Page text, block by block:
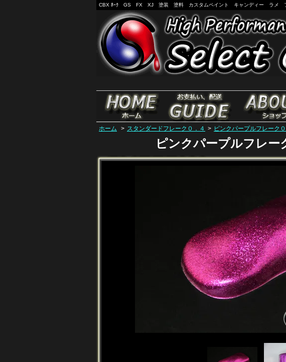
CBX ﾎｰｸ GS FX XJ 塗装 塗料 カスタムペイント キャンディー ラメ
ホーム > スタンダードフレーク０．４ > ピンクパープルフレーク
ピンクパープルフレ